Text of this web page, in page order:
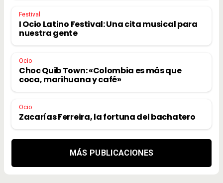
Festival
I Ocio Latino Festival: Una cita musical para
nuestra gente
Ocio
Choc Quib Town: «Colombia es más que
coca, marihuana y café»
Ocio
Zacarías Ferreira, la fortuna del bachatero
MÁS PUBLICACIONES